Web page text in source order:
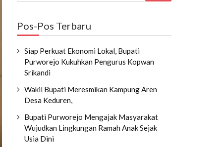
Pos-Pos Terbaru
Siap Perkuat Ekonomi Lokal, Bupati
Purworejo Kukuhkan Pengurus Kopwan
Srikandi
Wakil Bupati Meresmikan Kampung Aren
Desa Keduren,
Bupati Purworejo Mengajak Masyarakat
Wujudkan Lingkungan Ramah Anak Sejak
Usia Dini